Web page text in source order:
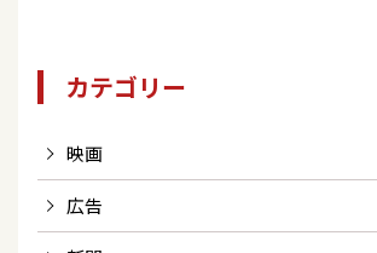
カテゴリー
映画
広告